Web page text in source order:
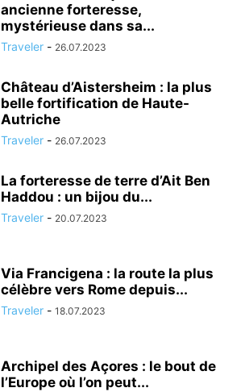
ancienne forteresse,
mystérieuse dans sa...
Traveler - 26.07.2023
Château d’Aistersheim : la plus
belle fortification de Haute-
Autriche
Traveler - 26.07.2023
La forteresse de terre d’Ait Ben
Haddou : un bijou du...
Traveler - 20.07.2023
Via Francigena : la route la plus
célèbre vers Rome depuis...
Traveler - 18.07.2023
Archipel des Açores : le bout de
l’Europe où l’on peut...